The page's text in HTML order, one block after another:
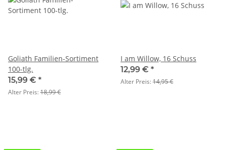
Goliath Familien-Sortiment
100-tlg.
15,99 € *
Alter Preis:18,99 €
I am Willow, 16 Schuss
12,99 € *
Alter Preis:14,95 €